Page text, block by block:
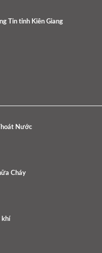
Tin tỉnh Kiên Giang
Nước
Cháy
khí